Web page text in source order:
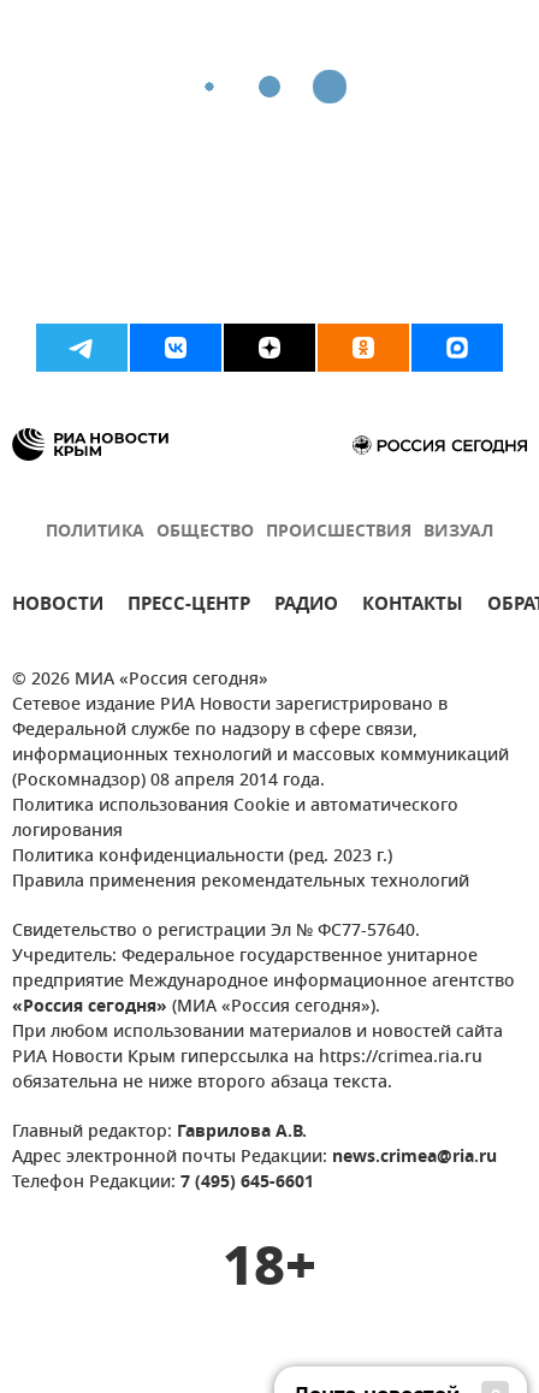
ПОЛИТИКА ОБЩЕСТВО ПРОИСШЕСТВИЯ ВИЗУАЛ
НОВОСТИ ПРЕСС-ЦЕНТР РАДИО КОНТАКТЫ
© 2026 МИА «Россия сегодня»
Сетевое издание РИА Новости зарегистрировано в
Федеральной службе по надзору в сфере связи,
информационных технологий и массовых коммуникаций
(Роскомнадзор) 08 апреля 2014 года.
Политика использования Cookie и автоматического
логирования
Политика конфиденциальности (ред. 2023 г.)
Правила применения рекомендательных технологий
Свидетельство о регистрации Эл № ФС77-57640.
Учредитель: Федеральное государственное унитарное
предприятие Международное информационное агентство
«Россия сегодня» (МИА «Россия сегодня»).
При любом использовании материалов и новостей сайта
РИА Новости Крым гиперссылка на https://crimea.ria.ru
обязательна не ниже второго абзаца текста.
Главный редактор: Гаврилова А.В.
Адрес электронной почты Редакции: news.crimea@ria.ru
Телефон Редакции: 7 (495) 645-6601
18+